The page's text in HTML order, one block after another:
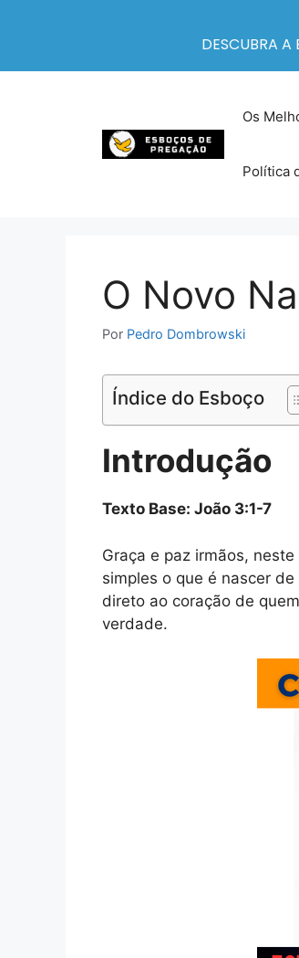
Os
Política
O Novo
Por Pedro Dombrowski
Índice do Esboço
Introdução
Texto Base: João 3:1-7
Graça e paz irmãos, neste
simples o que é nascer
direto ao coração de
verdade.
DESCUBRA